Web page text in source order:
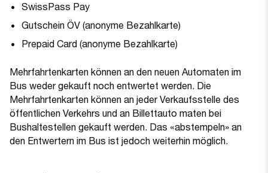
SwissPass Pay
Gutschein ÖV (anonyme Bezahlkarte)
Prepaid Card (anonyme Bezahlkarte)
Mehrfahrtenkarten können an den neuen Automaten im
Bus weder gekauft noch entwertet werden. Die
Mehrfahrtenkarten können an jeder Verkaufsstelle des
öffentlichen Verkehrs und an Billettauto maten bei
Bushaltestellen gekauft werden. Das «abstempeln» an
den Entwertern im Bus ist jedoch weiterhin möglich.